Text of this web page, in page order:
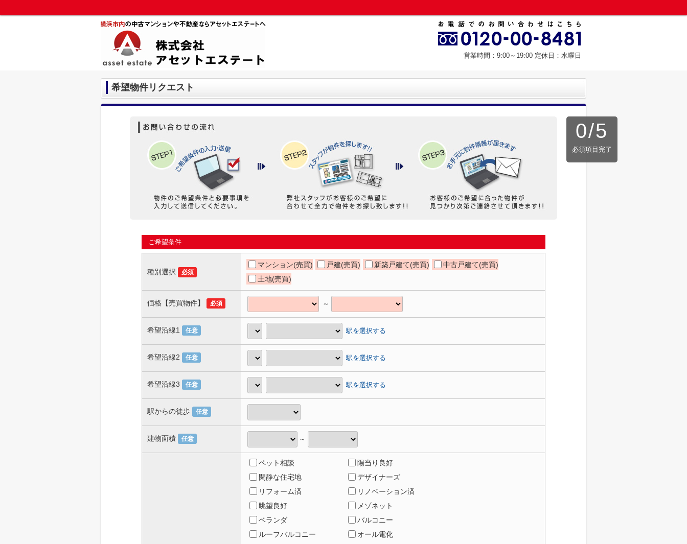
営業時間：9:00～19:00 定休日：水曜日
希望物件リクエスト
0/5
必須項目完了
ご希望条件
種別選択 必須
マンション(売買) 戸建(売買) 新築戸建て(売買)
中古戸建て(売買)
土地(売買)
価格【売買物件】 必須 ～
希望沿線1 任意 駅を選択する
希望沿線2 任意 駅を選択する
希望沿線3 任意 駅を選択する
駅からの徒歩 任意
建物面積 任意 ～
ペット相談
陽当り良好
閑静な住宅地
デザイナーズ
リフォーム済
リノベーション済
眺望良好
メゾネット
ベランダ
バルコニー
ルーフバルコニー
オール電化